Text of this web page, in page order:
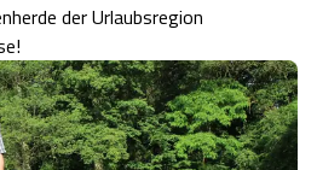
der Urlaubsregion